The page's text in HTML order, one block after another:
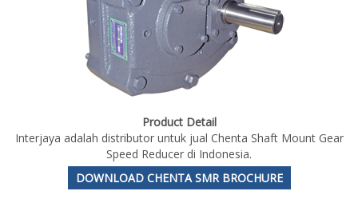
Product Detail
Interjaya adalah distributor untuk jual Chenta Shaft Mount Gear
Speed Reducer di Indonesia.
DOWNLOAD CHENTA SMR BROCHURE